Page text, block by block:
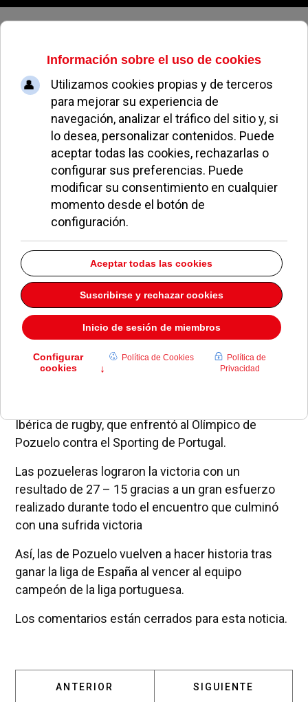
Domingo, 09 de agosto de 2026
Las chicas del Olímpico ganan la
primera edición de la Copa Ibérica
de rugby
REDACCIÓN FÚTBOL POZUELO 27 NOVIEMBRE 2017
Ibérica de rugby, que enfrentó al Olímpico de
Pozuelo contra el Sporting de Portugal.
Las pozueleras lograron la victoria con un
resultado de 27 – 15 gracias a un gran esfuerzo
realizado durante todo el encuentro que culminó
con una sufrida victoria
Así, las de Pozuelo vuelven a hacer historia tras
ganar la liga de España al vencer al equipo
campeón de la liga portuguesa.
Los comentarios están cerrados para esta noticia.
ARTÍCULO ANTERIOR: EL EQUIPO JUNIOR
ANTERIOR ARTÍCULO
SIGUIENTE